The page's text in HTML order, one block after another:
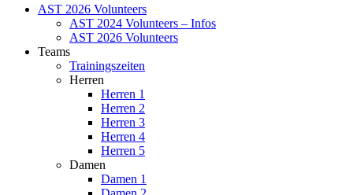
AST 2026 Volunteers
AST 2024 Volunteers – Infos
AST 2026 Volunteers
Teams
Trainingszeiten
Herren
Herren 1
Herren 2
Herren 3
Herren 4
Herren 5
Damen
Damen 1